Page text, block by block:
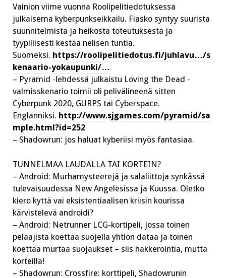
Vainion viime vuonna Roolipelitiedotuksessa
julkaisema kyberpunkseikkailu. Fiasko syntyy suurista
suunnitelmista ja heikosta toteutuksesta ja
tyypillisesti kestää nelisen tuntia.
Suomeksi. https://roolipelitiedotus.fi/juhlavu…/s
kenaario-yokaupunki/…
– Pyramid -lehdessä julkaistu Loving the Dead -
valmisskenario toimii oli pelivälineenä sitten
Cyberpunk 2020, GURPS tai Cyberspace.
Englanniksi. http://www.sjgames.com/pyramid/sa
mple.html?id=252
– Shadowrun: jos haluat kyberiisi myös fantasiaa.
TUNNELMAA LAUDALLA TAI KORTEIN?
– Android: Murhamysteerejä ja salaliittoja synkässä
tulevaisuudessa New Angelesissa ja Kuussa. Oletko
kiero kyttä vai eksistentiaalisen kriisin kourissa
kärvistelevä androidi?
– Android: Netrunner LCG-kortipeli, jossa toinen
pelaajista koettaa suojella yhtiön dataa ja toinen
koettaa murtaa suojaukset – siis hakkerointia, mutta
korteilla!
– Shadowrun: Crossfire: korttipeli, Shadowrunin